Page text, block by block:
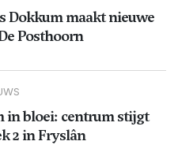
Dokkum maakt nieuwe
Posthoorn
in bloei: centrum stijgt
2 in Fryslân